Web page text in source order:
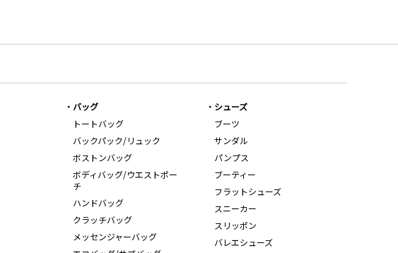
バッグ
トートバッグ
バックパック/リュック
ボストンバッグ
ボディバッグ/ウエストポー
チ
ハンドバッグ
クラッチバッグ
メッセンジャーバッグ
シューズ
ブーツ
サンダル
パンプス
ブーティー
フラットシューズ
スニーカー
スリッポン
バレエシューズ